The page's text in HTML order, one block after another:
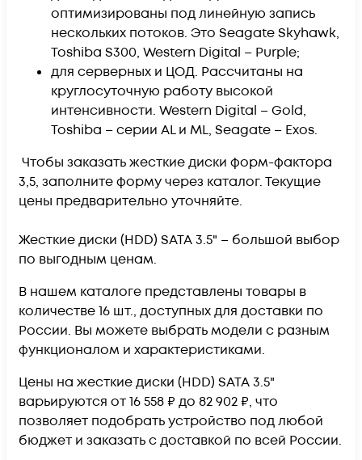
оптимизированы под линейную запись
нескольких потоков. Это Seagate Skyhawk,
Toshiba S300, Western Digital – Purple;
для серверных и ЦОД. Рассчитаны на
круглосуточную работу высокой
интенсивности. Western Digital – Gold,
Toshiba – серии AL и ML, Seagate – Exos.
Чтобы заказать жесткие диски форм-фактора
3,5, заполните форму через каталог. Текущие
цены предварительно уточняйте.
Жесткие диски (HDD) SATA 3.5" – большой выбор
по выгодным ценам.
В нашем каталоге представлены товары в
количестве 16 шт., доступных для доставки по
России. Вы можете выбрать модели с разным
функционалом и характеристиками.
Цены на жесткие диски (HDD) SATA 3.5"
варьируются от 16 558 ₽ до 82 902 ₽, что
позволяет подобрать устройство под любой
бюджет и заказать с доставкой по всей России.